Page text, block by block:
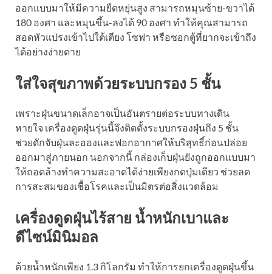
ออกแบบมาให้มีความยืดหยุ่นสูง สามารถหมุนซ้าย-ขวาได้
180 องศา และหมุนขึ้น-ลงได้ 90 องศา ทำให้คุณสามารถ
สอดหัวแปรงเข้าไปใต้เตียง โซฟา หรือซอกตู้ที่ยากจะเข้าถึง
ได้อย่างง่ายดาย
ใส่ใจสุขภาพด้วยระบบกรอง 5 ชั้น
เพราะฝุ่นขนาดเล็กอาจเป็นอันตรายต่อระบบทางเดิน
หายใจ เครื่องดูดฝุ่นรุ่นนี้จึงติดตั้งระบบกรองฝุ่นถึง 5 ชั้น
ช่วยดักจับฝุ่นละอองและฟอกอากาศให้บริสุทธิ์ก่อนปล่อย
ออกมาสู่ภายนอก นอกจากนี้ กล่องเก็บฝุ่นยังถูกออกแบบมา
ให้ถอดล้างทำความสะอาดได้ง่ายเพียงกดปุ่มเดียว ช่วยลด
การสะสมของเชื้อโรคและเป็นมิตรต่อสิ่งแวดล้อม
เครื่องดูดฝุ่นไร้สาย น้ำหนักเบาและ
ดีไซน์มินิมอล
ด้วยน้ำหนักเพียง 1.3 กิโลกรัม ทำให้การยกเครื่องดูดฝุ่นขึ้น